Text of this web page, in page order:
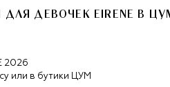
ДЕВОЧЕК EIRENE В
2026
или в бутики ЦУМ